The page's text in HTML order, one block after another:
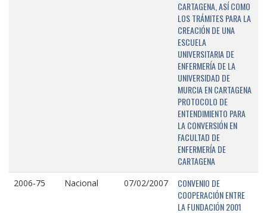
CARTAGENA, ASÍ COMO
LOS TRÁMITES PARA LA
CREACIÓN DE UNA
ESCUELA
UNIVERSITARIA DE
ENFERMERÍA DE LA
UNIVERSIDAD DE
MURCIA EN CARTAGENA
PROTOCOLO DE
ENTENDIMIENTO PARA
LA CONVERSIÓN EN
FACULTAD DE
ENFERMERÍA DE
CARTAGENA
2006-75 Nacional 07/02/2007
CONVENIO DE
COOPERACIÓN ENTRE
LA FUNDACIÓN 2001